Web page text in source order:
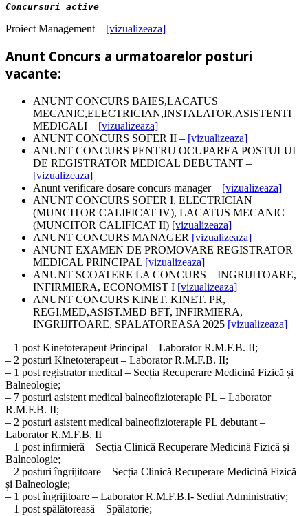
Concursuri active
Proiect Management – [vizualizeaza]
Anunt Concurs a urmatoarelor posturi
vacante:
ANUNT CONCURS BAIES,LACATUS
MECANIC,ELECTRICIAN,INSTALATOR,ASISTENTI
MEDICALI – [vizualizeaza]
ANUNT CONCURS SOFER II – [vizualizeaza]
ANUNT CONCURS PENTRU OCUPAREA POSTULUI
DE REGISTRATOR MEDICAL DEBUTANT –
[vizualizeaza]
Anunt verificare dosare concurs manager – [vizualizeaza]
ANUNT CONCURS SOFER I, ELECTRICIAN
(MUNCITOR CALIFICAT IV), LACATUS MECANIC
(MUNCITOR CALIFICAT II) [vizualizeaza]
ANUNT CONCURS MANAGER [vizualizeaza]
ANUNT EXAMEN DE PROMOVARE REGISTRATOR
MEDICAL PRINCIPAL [vizualizeaza]
ANUNT SCOATERE LA CONCURS – INGRIJITOARE,
INFIRMIERA, ECONOMIST I [vizualizeaza]
ANUNT CONCURS KINET. KINET. PR,
REGI.MED,ASIST.MED BFT, INFIRMIERA,
INGRIJITOARE, SPALATOREASA 2025 [vizualizeaza]
– 1 post Kinetoterapeut Principal – Laborator R.M.F.B. II;
– 2 posturi Kinetoterapeut – Laborator R.M.F.B. II;
– 1 post registrator medical – Secția Recuperare Medicină Fizică și
Balneologie;
– 7 posturi asistent medical balneofizioterapie PL – Laborator
R.M.F.B. II;
– 2 posturi asistent medical balneofizioterapie PL debutant –
Laborator R.M.F.B. II
– 1 post infirmieră – Secția Clinică Recuperare Medicină Fizică și
Balneologie;
– 2 posturi îngrijitoare – Secția Clinică Recuperare Medicină Fizică
și Balneologie;
– 1 post îngrijitoare – Laborator R.M.F.B.I- Sediul Administrativ;
– 1 post spălătoreasă – Spălatorie;